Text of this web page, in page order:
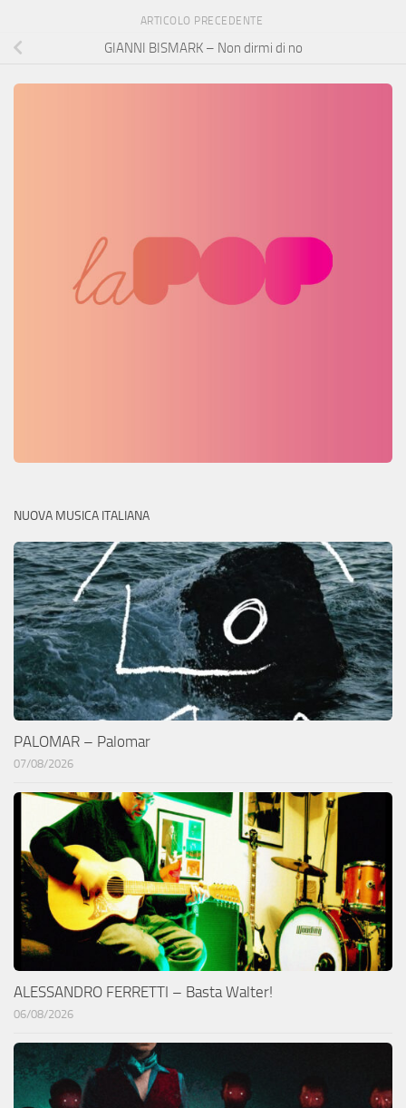
ARTICOLO PRECEDENTE
GIANNI BISMARK – Non dirmi di no
NUOVA MUSICA ITALIANA
PALOMAR – Palomar
07/08/2026
ALESSANDRO FERRETTI – Basta Walter!
06/08/2026